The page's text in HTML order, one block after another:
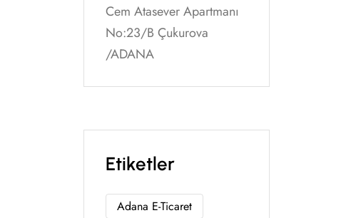
Cem Atasever Apartmanı
No:23/B Çukurova
/ADANA
Etiketler
Adana E-Ticaret